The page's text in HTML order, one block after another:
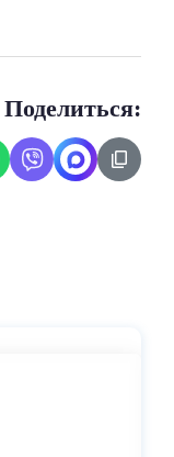
Поделиться: